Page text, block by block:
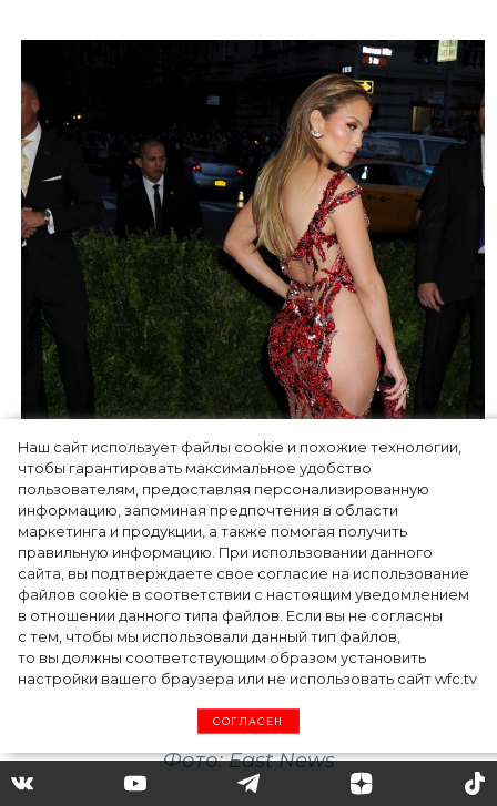
Наш сайт использует файлы cookie и похожие технологии,
чтобы гарантировать максимальное удобство
пользователям, предоставляя персонализированную
информацию, запоминая предпочтения в области
маркетинга и продукции, а также помогая получить
правильную информацию. При использовании данного
сайта, вы подтверждаете свое согласие на использование
файлов cookie в соответствии с настоящим уведомлением
в отношении данного типа файлов. Если вы не согласны
с тем, чтобы мы использовали данный тип файлов,
то вы должны соответствующим образом установить
настройки вашего браузера или не использовать сайт wfc.tv
СОГЛАСЕН
Фото: East News